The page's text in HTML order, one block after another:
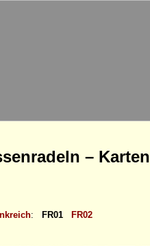
– Karten
: FR01 FR02